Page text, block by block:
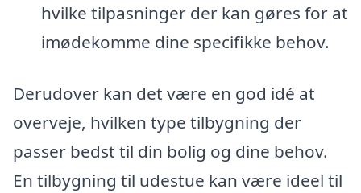
hvilke tilpasninger der kan gøres for at
imødekomme dine specifikke behov.
Derudover kan det være en god idé at
overveje, hvilken type tilbygning der
passer bedst til din bolig og dine behov.
En tilbygning til udestue kan være ideel til